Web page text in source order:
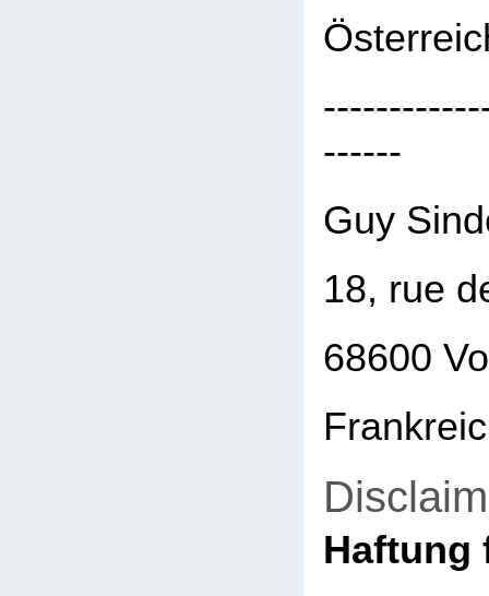
------
Guy
18, rue
68600
Haftung